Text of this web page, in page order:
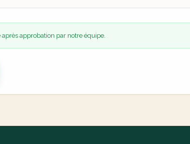
après approbation par notre équipe.